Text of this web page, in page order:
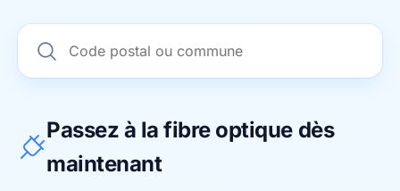
Passez à la fibre optique dès
maintenant